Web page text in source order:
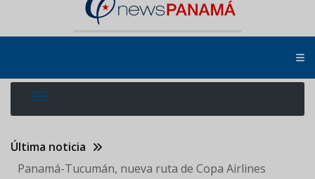
Última noticia
Panamá-Tucumán, nueva ruta de Copa Airlines